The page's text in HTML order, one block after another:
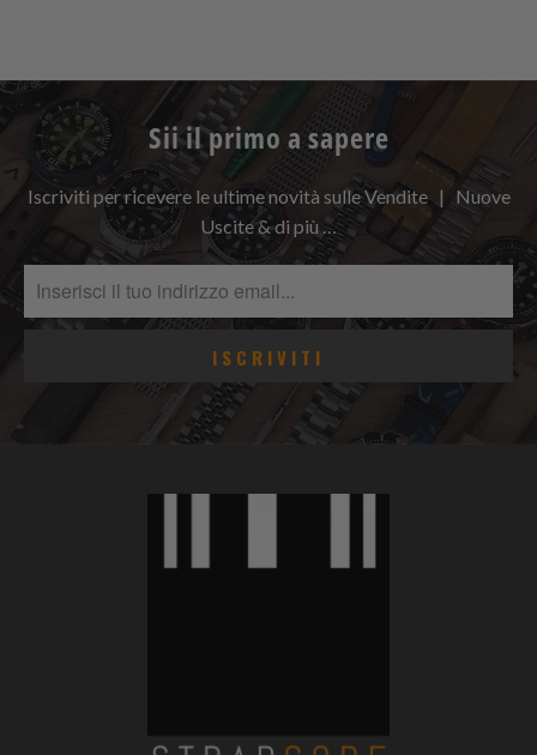
Sii il primo a sapere
Iscriviti per ricevere le ultime novità sulle Vendite | Nuove
Uscite & di più …